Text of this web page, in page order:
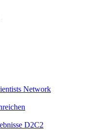
Network
D2C2